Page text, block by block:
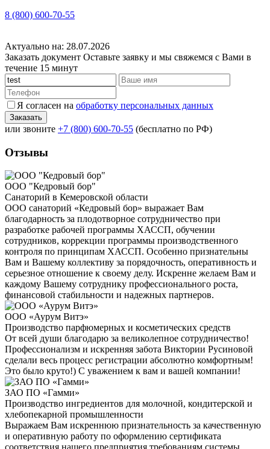
8 (800) 600-70-55
Актуально на: 28.07.2026
Заказать документ Оставьте заявку и мы свяжемся с Вами в
течение 15 минут
Я согласен на обработку персональных данных
или звоните +7 (800) 600-70-55 (бесплатно по РФ)
Отзывы
ООО "Кедровый бор"
Санаторий в Кемеровской области
ООО санаторий «Кедровый бор» выражает Вам
благодарность за плодотворное сотрудничество при
разработке рабочей программы ХАССП, обучении
сотрудников, коррекции программы производственного
контроля по принципам ХАССП. Особенно признательны
Вам и Вашему коллективу за порядочность, оперативность и
серьезное отношение к своему делу. Искренне желаем Вам и
каждому Вашему сотруднику профессионального роста,
финансовой стабильности и надежных партнеров.
ООО «Аурум Витэ»
Производство парфюмерных и косметических средств
От всей души благодарю за великолепное сотрудничество!
Профессионализм и искренняя забота Виктории Русиновой
сделали весь процесс регистрации абсолютно комфортным!
Это было круто!) С уважением к вам и вашей компании!
ЗАО ПО «Гамми»
Производство ингредиентов для молочной, кондитерской и
хлебопекарной промышленности
Выражаем Вам искреннюю признательность за качественную
и оперативную работу по оформлению сертификата